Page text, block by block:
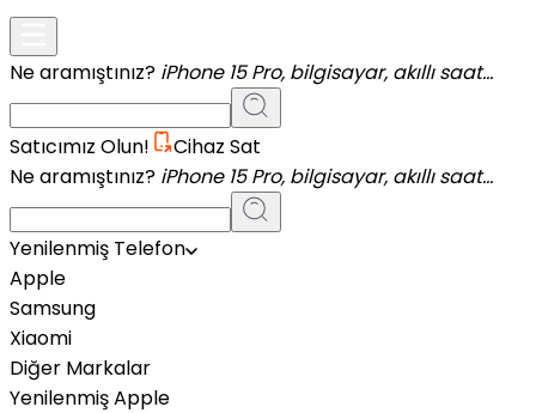
Ne aramıştınız? iPhone 15 Pro, bilgisayar, akıllı saat...
Satıcımız Olun!
Cihaz Sat
Ne aramıştınız? iPhone 15 Pro, bilgisayar, akıllı saat...
Yenilenmiş Telefon
Apple
Samsung
Xiaomi
Diğer Markalar
Yenilenmiş Apple